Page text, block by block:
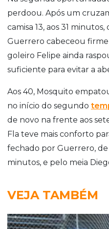
perdoou. Após um
camisa 13, aos 31
Guerrero cabeceou
goleiro Felipe ainda
suficiente para evitar a
Aos 40, Mosquito
no início do segundo
de novo na frente aos
Fla teve mais conforto
fechado por Guerrero, de
minutos, e pelo meia
VEJA TAMBÉM